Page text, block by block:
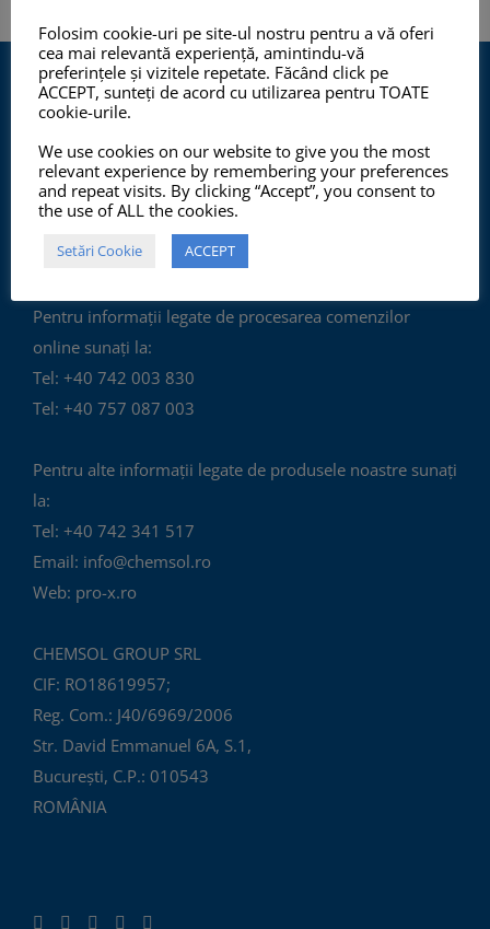
Program de lucru cu publicul:
10:00 - 12:00, 14:00 - 17:00
Pentru informații legate de procesarea comenzilor
online sunați la:
Tel: +40 742 003 830
Tel: +40 757 087 003
Pentru alte informații legate de produsele noastre sunați
la:
Tel: +40 742 341 517
Email: info@chemsol.ro
Web: pro-x.ro
CHEMSOL GROUP SRL
CIF: RO18619957;
Reg. Com.: J40/6969/2006
Str. David Emmanuel 6A, S.1,
București, C.P.: 010543
ROMÂNIA
Folosim cookie-uri pe site-ul nostru pentru a vă oferi
cea mai relevantă experiență, amintindu-vă
preferințele și vizitele repetate. Făcând click pe
ACCEPT, sunteți de acord cu utilizarea pentru TOATE
cookie-urile.
We use cookies on our website to give you the most
relevant experience by remembering your preferences
and repeat visits. By clicking “Accept”, you consent to
the use of ALL the cookies.
Setări Cookie ACCEPT